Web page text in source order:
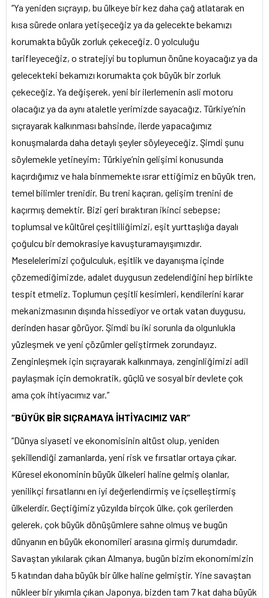
“Ya yeniden sıçrayıp, bu ülkeye bir kez daha çağ atlatarak en
kısa sürede onlara yetişeceğiz ya da gelecekte bekamızı
korumakta büyük zorluk çekeceğiz. O yolculuğu
tarifleyeceğiz, o stratejiyi bu toplumun önüne koyacağız ya da
gelecekteki bekamızı korumakta çok büyük bir zorluk
çekeceğiz. Ya değişerek, yeni bir ilerlemenin asli motoru
olacağız ya da aynı ataletle yerimizde sayacağız. Türkiye’nin
sıçrayarak kalkınması bahsinde, ilerde yapacağımız
konuşmalarda daha detaylı şeyler söyleyeceğiz. Şimdi şunu
söylemekle yetineyim: Türkiye’nin gelişimi konusunda
kaçırdığımız ve hala binmemekte ısrar ettiğimiz en büyük tren,
temel bilimler trenidir. Bu treni kaçıran, gelişim trenini de
kaçırmış demektir. Bizi geri bıraktıran ikinci sebepse;
toplumsal ve kültürel çeşitliliğimizi, eşit yurttaşlığa dayalı
çoğulcu bir demokrasiye kavuşturamayışımızdır.
Meselelerimizi çoğulculuk, eşitlik ve dayanışma içinde
çözemediğimizde, adalet duygusun zedelendiğini hep birlikte
tespit etmeliz. Toplumun çeşitli kesimleri, kendilerini karar
mekanizmasının dışında hissediyor ve ortak vatan duygusu,
derinden hasar görüyor. Şimdi bu iki sorunla da olgunlukla
yüzleşmek ve yeni çözümler geliştirmek zorundayız.
Zenginleşmek için sıçrayarak kalkınmaya, zenginliğimizi adil
paylaşmak için demokratik, güçlü ve sosyal bir devlete çok
ama çok ihtiyacımız var.”
“BÜYÜK BİR SIÇRAMAYA İHTİYACIMIZ VAR”
“Dünya siyaseti ve ekonomisinin altüst olup, yeniden
şekillendiği zamanlarda, yeni risk ve fırsatlar ortaya çıkar.
Küresel ekonominin büyük ülkeleri haline gelmiş olanlar,
yenilikçi fırsatlarını en iyi değerlendirmiş ve içselleştirmiş
ülkelerdir. Geçtiğimiz yüzyılda birçok ülke, çok gerilerden
gelerek, çok büyük dönüşümlere sahne olmuş ve bugün
dünyanın en büyük ekonomileri arasına girmiş durumdadır.
Savaştan yıkılarak çıkan Almanya, bugün bizim ekonomimizin
5 katından daha büyük bir ülke haline gelmiştir. Yine savaştan
nükleer bir yıkımla çıkan Japonya, bizden tam 7 kat daha büyük